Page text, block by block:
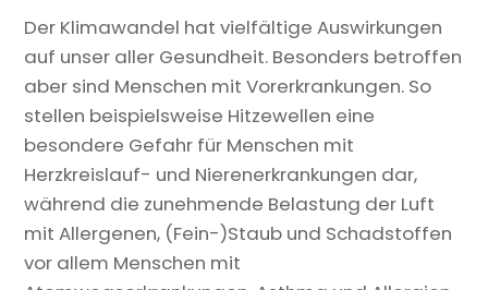
Der Klimawandel hat vielfältige Auswirkungen
auf unser aller Gesundheit. Besonders betroffen
aber sind Menschen mit Vorerkrankungen. So
stellen beispielsweise Hitzewellen eine
besondere Gefahr für Menschen mit
Herzkreislauf- und Nierenerkrankungen dar,
während die zunehmende Belastung der Luft
mit Allergenen, (Fein-)Staub und Schadstoffen
vor allem Menschen mit